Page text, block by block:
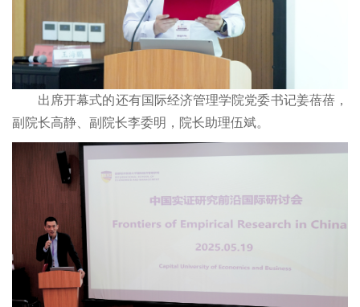
出席开幕式的还有国际经济管理学院党委书记姜蓓蓓，
副院长高静、副院长李委明，院长助理伍斌。